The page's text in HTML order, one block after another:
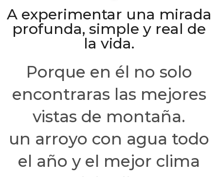
A experimentar una mirada
profunda, simple y real de
la vida.
Porque en él no solo
encontraras las mejores
vistas de montaña.
un arroyo con agua todo
el año y el mejor clima